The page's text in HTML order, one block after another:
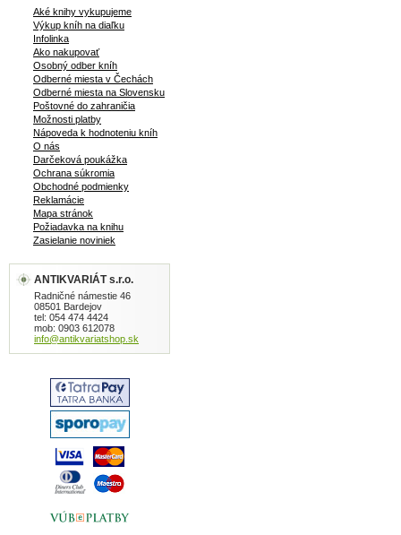
Aké knihy vykupujeme
Výkup kníh na diaľku
Infolinka
Ako nakupovať
Osobný odber kníh
Odberné miesta v Čechách
Odberné miesta na Slovensku
Poštovné do zahraničia
Možnosti platby
Nápoveda k hodnoteniu kníh
O nás
Darčeková poukážka
Ochrana súkromia
Obchodné podmienky
Reklamácie
Mapa stránok
Požiadavka na knihu
Zasielanie noviniek
ANTIKVARIÁT s.r.o.
Radničné námestie 46
08501 Bardejov
tel: 054 474 4424
mob: 0903 612078
info@antikvariatshop.sk